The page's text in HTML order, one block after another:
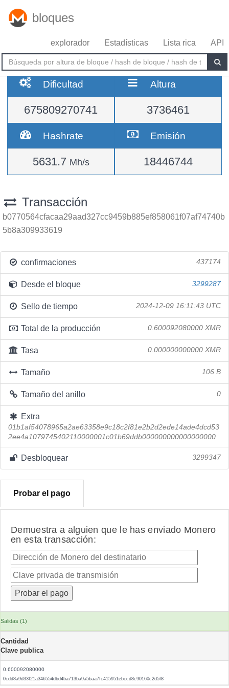
bloques
explorador Estadísticas Lista rica API
Dificultad
675809270741
Altura
3736461
Hashrate
5631.7 Mh/s
Emisión
18446744
Transacción
b0770564cfacaa29aad327cc9459b885ef858061f07af74740b
5b8a309933619
confirmaciones 437174
Desde el bloque 3299287
Sello de tiempo 2024-12-09 16:11:43 UTC
Total de la producción 0.600092080000 XMR
Tasa 0.000000000000 XMR
Tamaño 106 B
Tamaño del anillo 0
Extra
01b1af54078965a2ae63358e9c18c2f81e2b2d2ede14ade4dcd53
2ee4a1079745402110000001c01b69ddb000000000000000000
Desbloquear 3299347
Probar el pago
Demuestra a alguien que le has enviado Monero
en esta transacción:
Salidas (1)
Cantidad
Clave publica
0.600092080000
0cdd8a9d33f21a346554dbd4ba713ba9a5baa7fc415951ebccd8c90160c2d5f8